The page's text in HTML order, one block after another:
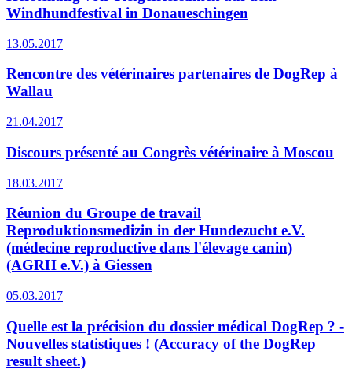
Windhundfestival in Donaueschingen
13.05.2017
Rencontre des vétérinaires partenaires de DogRep à
Wallau
21.04.2017
Discours présenté au Congrès vétérinaire à Moscou
18.03.2017
Réunion du Groupe de travail
Reproduktionsmedizin in der Hundezucht e.V.
(médecine reproductive dans l'élevage canin)
(AGRH e.V.) à Giessen
05.03.2017
Quelle est la précision du dossier médical DogRep ? -
Nouvelles statistiques ! (Accuracy of the DogRep
result sheet.)